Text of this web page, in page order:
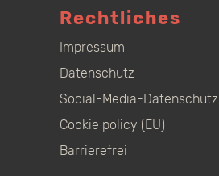
Rechtliches
Impressum
Datenschutz
Social-Media-Datenschutz
Cookie policy (EU)
Barrierefrei